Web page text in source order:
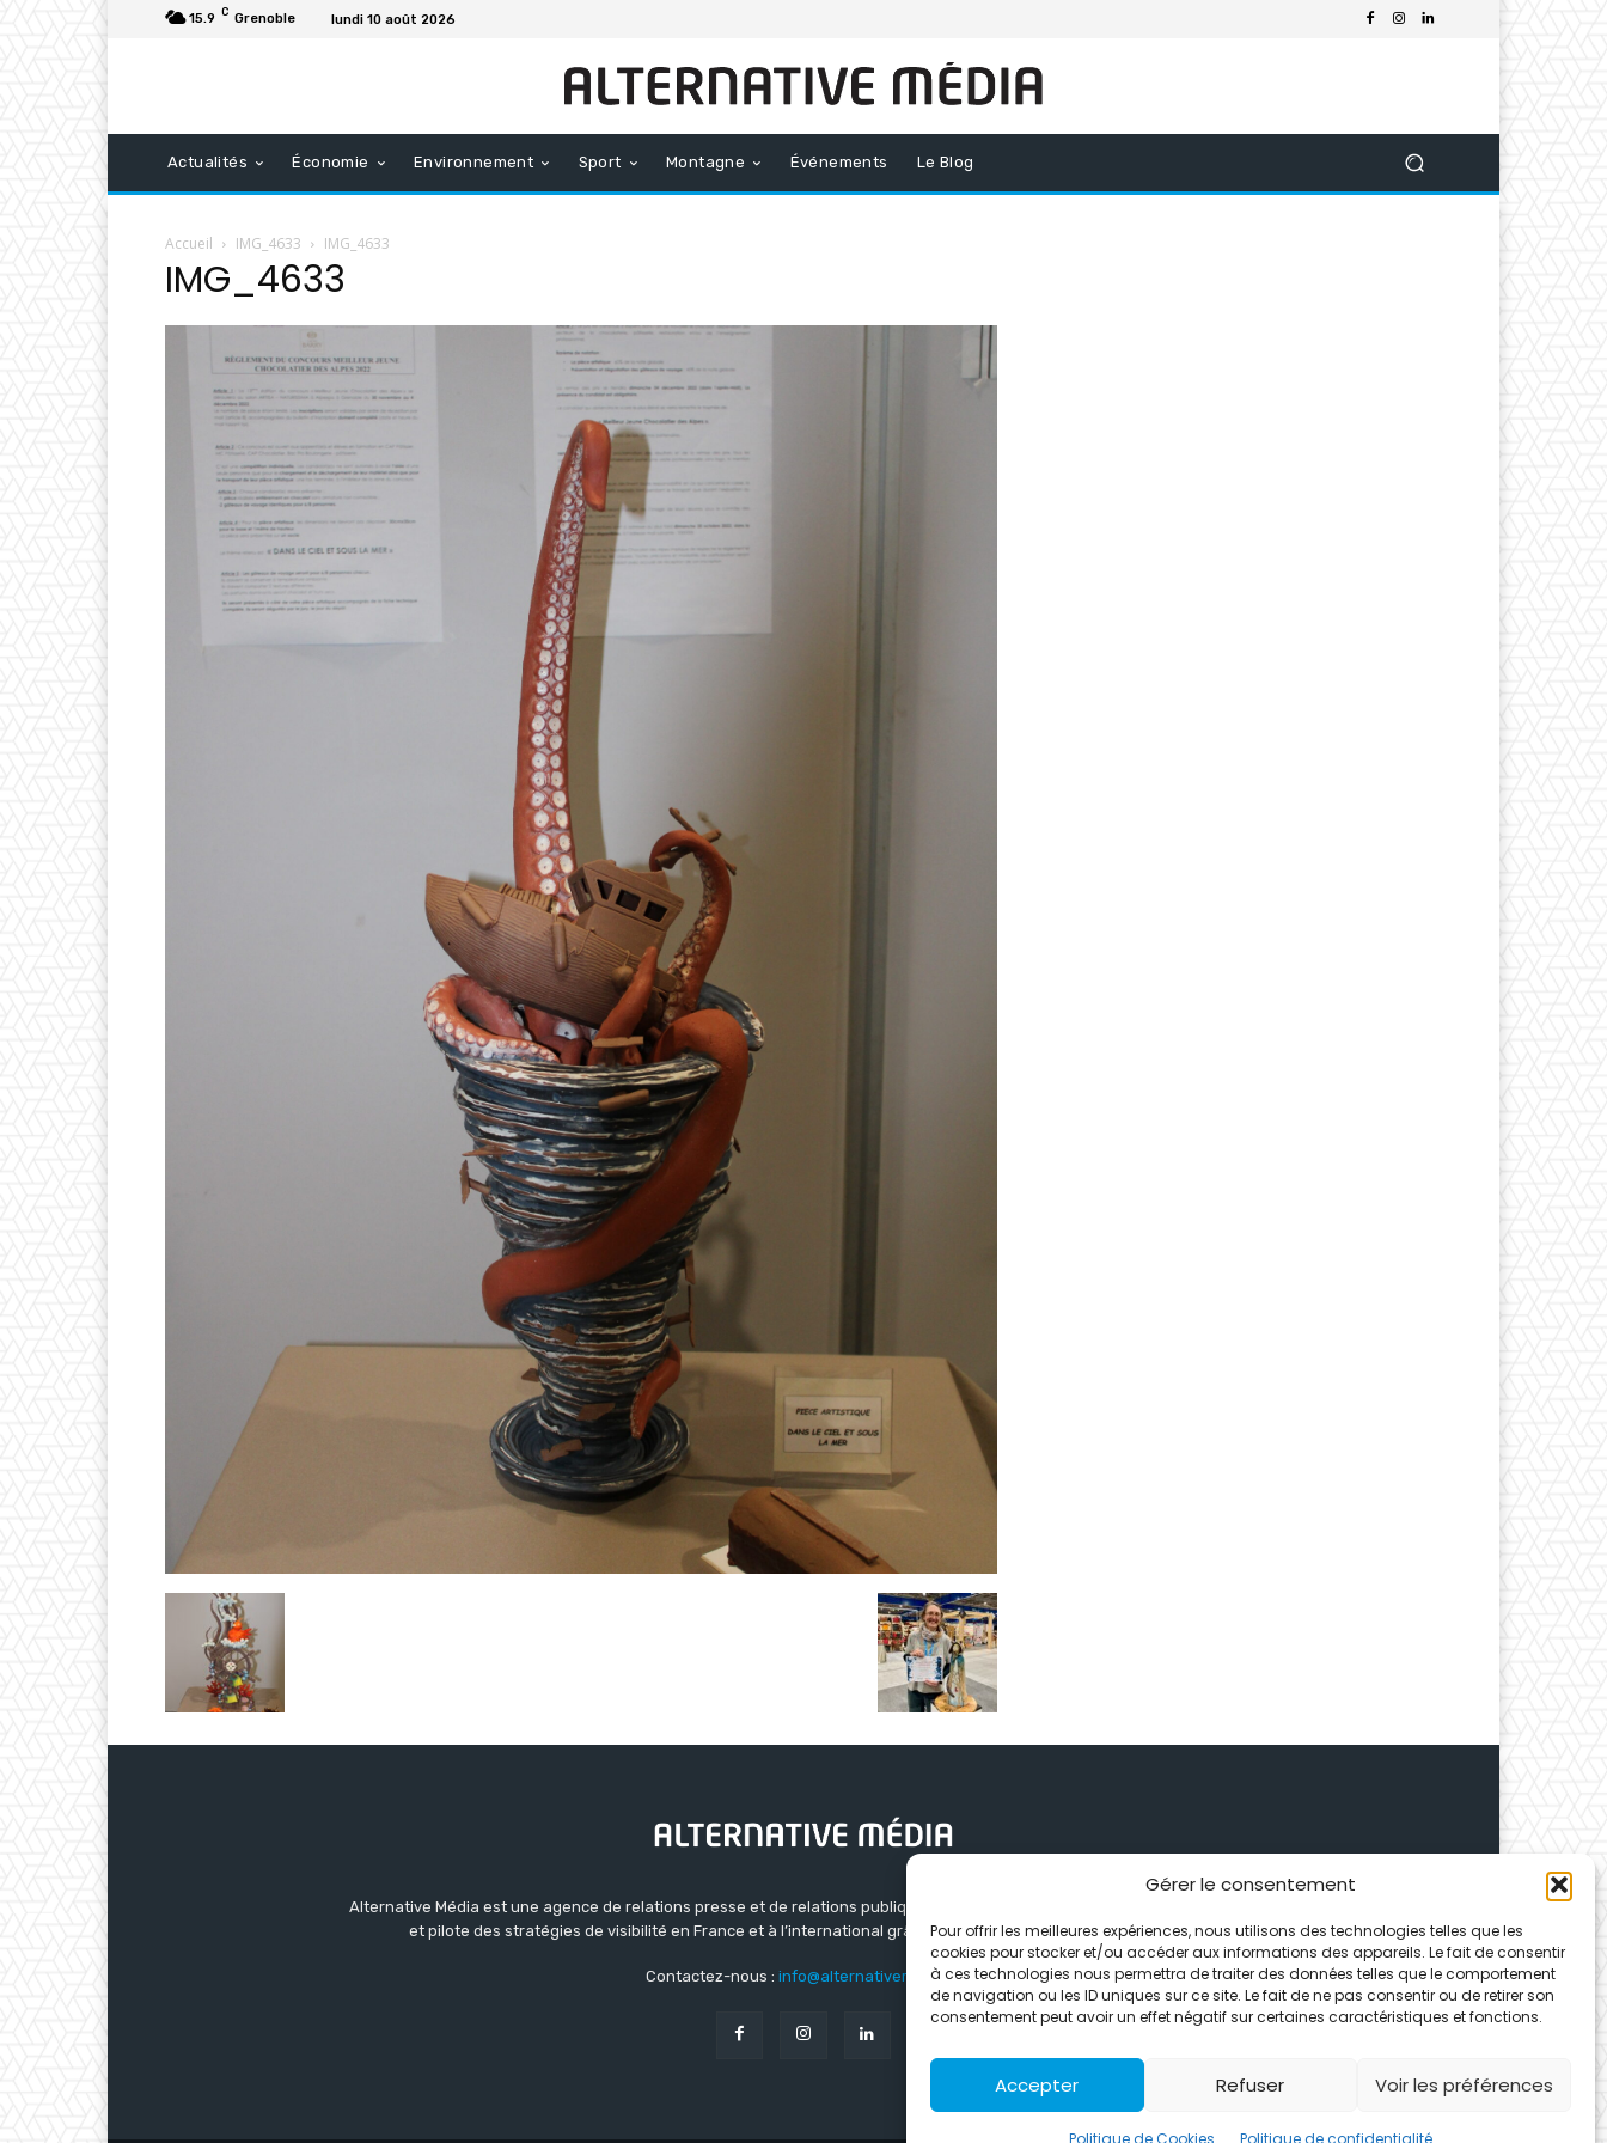
Gérer le consentement
Pour offrir les meilleures expériences, nous utilisons des technologies telles que les
cookies pour stocker et/ou accéder aux informations des appareils. Le fait de consentir
à ces technologies nous permettra de traiter des données telles que le comportement
de navigation ou les ID uniques sur ce site. Le fait de ne pas consentir ou de retirer son
consentement peut avoir un effet négatif sur certaines caractéristiques et fonctions.
Accepter Refuser Voir les préférences
Politique de Cookies Politique de confidentialité
15.9 C Grenoble lundi 10 août 2026
Actualités Économie Environnement Sport Montagne Événements Le Blog
Accueil IMG_4633 IMG_4633
IMG_4633
Alternative Média est une agence de relations presse et de relations publiques basée à Grenoble. Depuis 1995, elle conçoit
et pilote des stratégies de visibilité en France et à l’international grâce à un réseau d’agences partenaires.
Contactez-nous : info@alternativemedia.fr